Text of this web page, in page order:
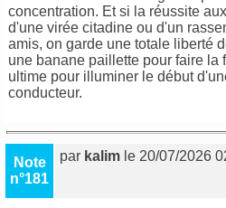
concentration. Et si la réussite
d'une virée citadine ou d'un
amis, on garde une totale liberté
une banane paillette pour faire la
ultime pour illuminer le début
conducteur.
Note
n°181
par kalim le 20/07/2026